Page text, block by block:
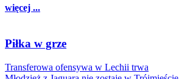
więcej ...
Piłka w grze
Transferowa ofensywa w Lechii trwa